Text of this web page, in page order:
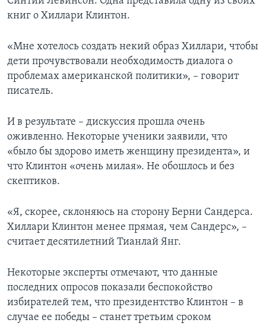
книг о Хиллари Клинтон.
«Мне хотелось создать некий образ Хиллари, чтобы
дети прочувствовали необходимость диалога о
проблемах американской политики», – говорит
писатель.
И в результате – дискуссия прошла очень
оживленно. Некоторые ученики заявили, что
«было бы здорово иметь женщину президента», и
что Клинтон «очень милая». Не обошлось и без
скептиков.
«Я, скорее, склоняюсь на сторону Берни Сандерса.
Хиллари Клинтон менее прямая, чем Сандерс», –
считает десятилетний Тианлай Янг.
Некоторые эксперты отмечают, что данные
последних опросов показали беспокойство
избирателей тем, что президентство Клинтон – в
случае ее победы – станет третьим сроком